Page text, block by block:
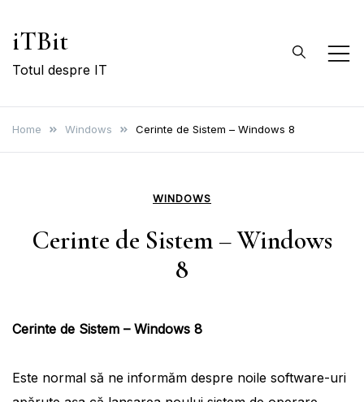
iTBit
Totul despre IT
Home Windows Cerinte de Sistem – Windows 8
WINDOWS
Cerinte de Sistem – Windows
8
Cerinte de Sistem – Windows 8
Este normal să ne informăm despre noile software-uri